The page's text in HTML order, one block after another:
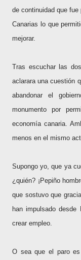
de continuidad que
Canarias lo que
mejorar.
Tras escuchar las
aclarara una cuestión
abandonar el
monumento por
economía canaria.
menos en el mismo
Supongo yo, que ya
¿quién? ¡Pepiño
que sostuvo que
han impulsado
crear empleo.
O sea que el paro